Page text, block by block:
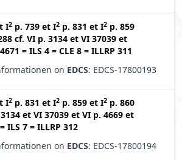
I2 p. 739 et I2 p. 831 et I2 p. 859
cf. VI p. 3134 et VI 37039 et
= ILS 4 = CLE 8 = ILLRP 311
on EDCS: EDCS-17800193
I2 p. 831 et I2 p. 859 et I2 p. 860
et VI 37039 et VI p. 4669 et
= ILS 7 = ILLRP 312
on EDCS: EDCS-17800194